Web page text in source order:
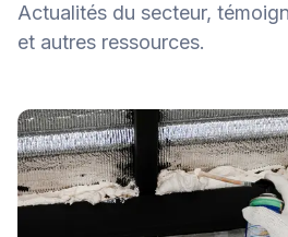
Actualités du secteur,
et autres ressources.